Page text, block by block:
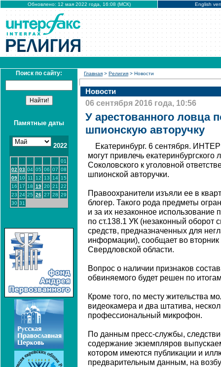
Обновлено: 12 мая 2022 года, 16:08 (МСК) English
Поиск по сайту:
Памятные даты
2022
01
02 03 04 05 06 07 08
09 10 11 12 13 14 15
16 17 18 19 20 21
22
23 24 25 26 27 28 29
30 31
Главная > Религия > Новости
Новости
06 сентября 2016 года, 10:56
У арестованного ловца
шпионскую авторучку
Екатеринбург. 6 сентября.
могут привлечь
Соколовского к уголовной
шпионской авторучки.
Правоохранители изъяли ее в
блогер. Такого рода предметы
и за их незаконное использование
по ст.138.1 УК (незаконный оборот
средств, предназначенных для
информации), сообщает во
Свердловской области.
Вопрос о наличии признаков
обвиняемого будет решен по
Кроме того, по месту жительства
видеокамера и два штатива,
профессиональный микрофон.
По данным пресс-службы,
содержание экземпляров
котором имеются публикации и
предварительным данным, на